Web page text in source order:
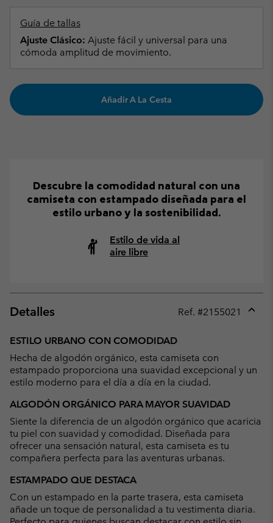
Guía de tallas
Ajuste Clásico: Ajuste fácil y universal para una
cómoda amplitud de movimiento.
Añadir A La Cesta
Descubre la comodidad natural con una
camiseta con estampado diseñada para el
estilo urbano y la sostenibilidad.
Estilo de vida al
aire libre
Detalles Ref. #2155021
ESTILO URBANO CON COMODIDAD
Hecha de algodón orgánico, esta camiseta con
estampado proporciona una suavidad excepcional y un
estilo moderno para el día a día en la ciudad.
ALGODÓN ORGÁNICO PARA MAYOR SUAVIDAD
Siente la diferencia de un algodón orgánico que acaricia
tu piel con suavidad y comodidad. Diseñada para
ofrecer una sensación natural, esta camiseta es tu
compañera perfecta para las aventuras urbanas.
ESTAMPADO QUE DESTACA
Con un estampado en la parte trasera, esta camiseta
añade un toque de personalidad a tu vestimenta diaria.